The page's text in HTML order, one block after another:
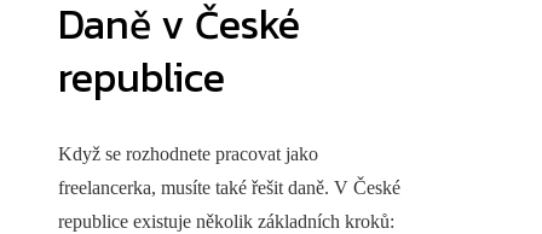
Daně v České
republice
Když se rozhodnete pracovat jako
freelancerka, musíte také řešit daně. V České
republice existuje několik základních kroků: